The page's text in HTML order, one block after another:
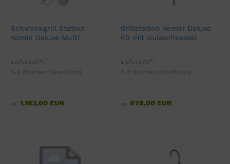
Schwenkgrill Station
Kombi Deluxe Multi
Lieferzeit*:
1-3 Wochen (Spedition)
ab 1.163,00 EUR
Grillstation Kombi Deluxe
60 mit Gulaschkessel
Lieferzeit*:
1-3 Wochen (Spedition)
ab 678,00 EUR